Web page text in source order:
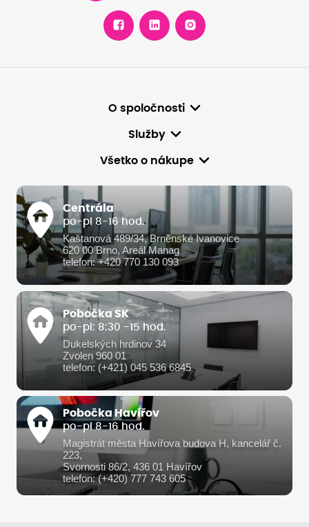
O spoločnosti
Služby
Všetko o nákupe
Centrála
po-pi 8-16 hod.
Kaštanová 489/34, Brněnské Ivanovice
620 00 Brno, Areál Manag
telefon: +420 770 130 093
Pobočka SK
po-pi: 8:30 -15 hod.
Dukelských hrdinov 34
Zvolen 960 01
telefon: (+421) 045 536 6845
Pobočka Havířov
po-pi 8-16 hod.
Magistrát města Havířova budova H, kancelář č.
223,
Svornosti 86/2, 436 01 Havířov
telefon: (+420) 777 743 605